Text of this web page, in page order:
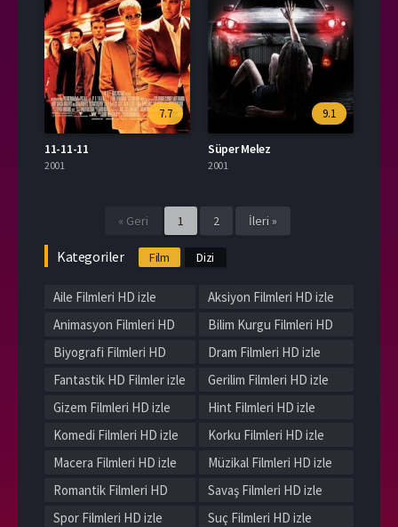
7.7
11-11-11
2001
9.1
Süper Melez
2001
« Geri 1 2 İleri »
Kategoriler Film Dizi
Aile Filmleri HD izle
Aksiyon Filmleri HD izle
Animasyon Filmleri HD
izle
Bilim Kurgu Filmleri HD
izle
Biyografi Filmleri HD
izle
Dram Filmleri HD izle
Fantastik HD Filmler izle
Gerilim Filmleri HD izle
Gizem Filmleri HD izle
Hint Filmleri HD izle
Komedi Filmleri HD izle
Korku Filmleri HD izle
Macera Filmleri HD izle
Müzikal Filmleri HD izle
Romantik Filmleri HD
izle
Savaş Filmleri HD izle
Spor Filmleri HD izle
Suç Filmleri HD izle